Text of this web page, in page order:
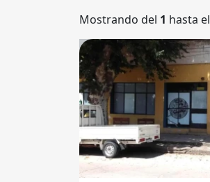
Mostrando del 1 hasta el